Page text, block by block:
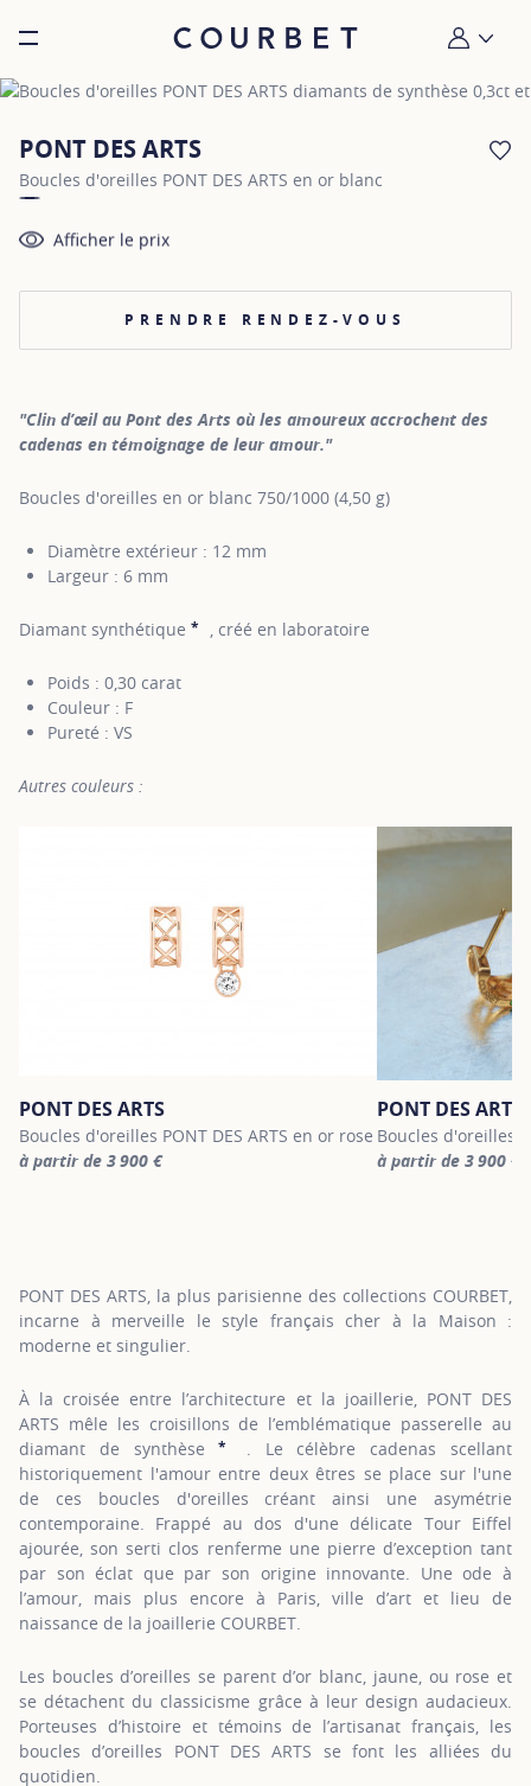
Burger toggle menu Mon
PONT DES ARTS
Boucles d'oreilles PONT DES ARTS en or blanc
Afficher le prix
PRENDRE RENDEZ-VOUS
"Clin d’œil au Pont des Arts où les amoureux accrochent des
cadenas en témoignage de leur amour."
Boucles d'oreilles en or blanc 750/1000 (4,50 g)
Diamètre extérieur : 12 mm
Largeur : 6 mm
Diamant synthétique * SHOW TOOLTIP
, créé en laboratoire
Poids : 0,30 carat
Couleur : F
Pureté : VS
Autres couleurs :
PONT DES ARTS
Boucles d'oreilles PONT DES ARTS en or rose
à partir de 3 900 €
PONT DES ARTS
Boucles d'oreilles
à partir de 3 900 €
PONT DES ARTS, la plus parisienne des collections COURBET,
incarne à merveille le style français cher à la Maison :
moderne et singulier.
À la croisée entre l’architecture et la joaillerie, PONT DES
ARTS mêle les croisillons de l’emblématique passerelle au
diamant de synthèse* SHOW TOOLTIP
. Le célèbre cadenas scellant
historiquement l'amour entre deux êtres se place sur l'une
de ces boucles d'oreilles créant ainsi une asymétrie
contemporaine. Frappé au dos d'une délicate Tour Eiffel
ajourée, son serti clos renferme une pierre d’exception tant
par son éclat que par son origine innovante. Une ode à
l’amour, mais plus encore à Paris, ville d’art et lieu de
naissance de la joaillerie COURBET.
Les boucles d’oreilles se parent d’or blanc, jaune, ou rose et
se détachent du classicisme grâce à leur design audacieux.
Porteuses d’histoire et témoins de l’artisanat français, les
boucles d’oreilles PONT DES ARTS se font les alliées du
quotidien.